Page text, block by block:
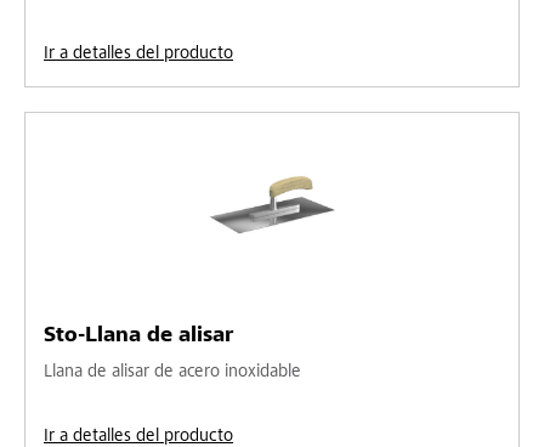
Ir a detalles del producto
Sto-Llana de alisar
Llana de alisar de acero inoxidable
Ir a detalles del producto